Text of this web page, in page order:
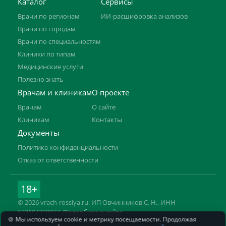
Врачи по регионам
Врачи по городам
Врачи по специальностям
Клиники по типам
Медицинские услуги
Полезно знать
ИИ-расшифровка анализов
Врачам и клиникам
Врачам
Клиникам
О проекте
О сайте
Контакты
Документы
Политика конфиденциальности
Отказ от ответственности
18+
© 2026 vrach-rossiya.ru. ИП Овчинников С. Н., ИНН
592104728977.Подробнее о сайте
Информация на сайте не заменяет приём врача. Имеются
🍪 Мы используем cookie и метрику посещаемости. Продолжая